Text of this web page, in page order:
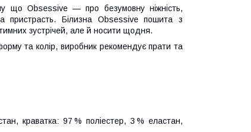
що Obsessive — про безумовну ніжність,
пристрасть. Білизна Obsessive пошита з
зустрічей, але й носити щодня.
та колір, виробник рекомендує прати та
краватка: 97 % поліестер, 3 % еластан,